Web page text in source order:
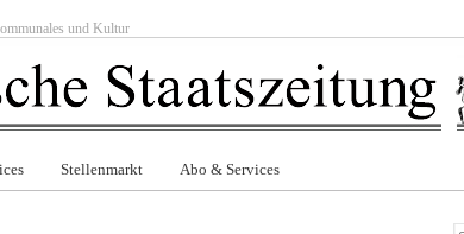
und Kultur
Stellenmarkt Abo & Services